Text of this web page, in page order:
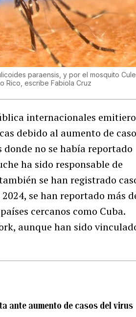
paraensis, y por el mosquito
Rico, escribe Fabiola Cruz
internacionales
debido al aumento de
no se había reportado
ha sido responsable de
se han registrado
se han reportado más
cercanos como Cuba.
aunque han sido
ante aumento de casos del virus